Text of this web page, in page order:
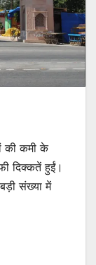
की कमी के
दिक्कतें हुईं।
संख्या में